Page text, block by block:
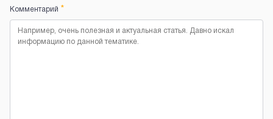
Комментарий *